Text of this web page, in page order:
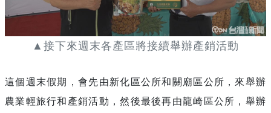
▲接下來週末各產區將接續舉辦產銷活動
這個週末假期 ，會先由新化區公所和關廟區公所 ， 來舉辦
農業輕旅行和產銷活動 ，然後最後再由龍崎區公所 ， 舉辦